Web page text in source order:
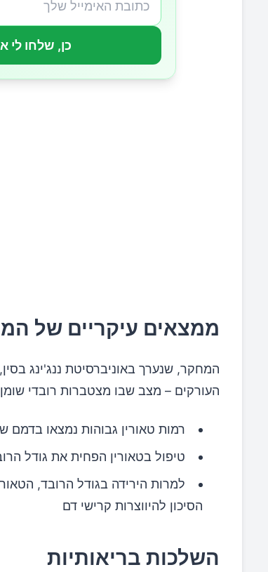
כן, שלחו לי
ממצאים עיקריים של
העורקים – מצב שבו מצטברות רובדי
רמות טאורין גבוהות נמצאו
טיפול בטאורין הפחית את גודל
למרות הירידה בגודל הרובד,
הסיכון להיווצרות קרישי דם
השלכות בריאותיות